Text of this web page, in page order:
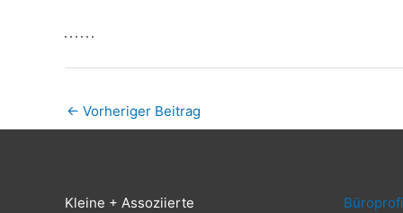
← Vorheriger Beitrag
Klei­ne + Assoziierte